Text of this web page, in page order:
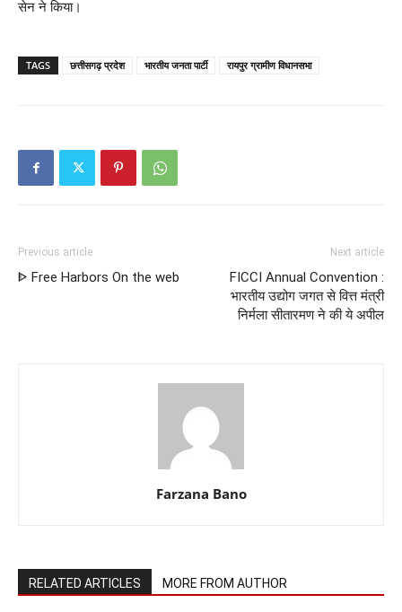
सेन ने किया।
TAGS छत्तीसगढ़ प्रदेश भारतीय जनता पार्टी रायपुर ग्रामीण विधानसभा
Previous article
ᐈ Free Harbors On the web
Next article
FICCI Annual Convention :
भारतीय उद्योग जगत से वित्त मंत्री
निर्मला सीतारमण ने की ये अपील
Farzana Bano
RELATED ARTICLES MORE FROM AUTHOR